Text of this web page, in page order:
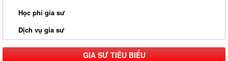
Học phí gia sư
Dịch vụ gia sư
GIA SƯ TIÊU BIỂU